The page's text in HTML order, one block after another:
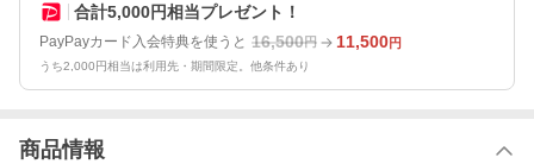
合計5,000円相当プレゼント！
PayPayカード入会特典を使うと 16,500円 11,500円
うち2,000円相当は利用先・期間限定。他条件あり
商品情報